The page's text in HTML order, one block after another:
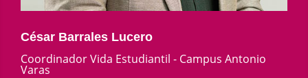
César Barrales Lucero
Coordinador Vida Estudiantil - Campus Antonio
Varas